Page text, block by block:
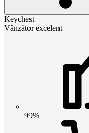
Keychest
Vânzător excelent
99%